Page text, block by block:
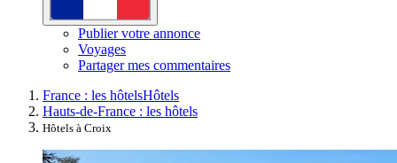
Publier votre annonce
Voyages
Partager mes commentaires
France : les hôtelsHôtels
Hauts-de-France : les hôtels
Hôtels à Croix